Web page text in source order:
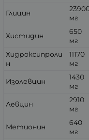
Глицин
мг
Хистидин
650
мг
Хидроксипроли
н
11170
мг
Изолевцин
1430
мг
Левцин
2910
мг
Метионин
640
мг